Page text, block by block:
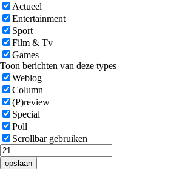
Actueel
Entertainment
Sport
Film & Tv
Games
Toon berichten van deze types
Weblog
Column
(P)review
Special
Poll
Scrollbar gebruiken
opslaan